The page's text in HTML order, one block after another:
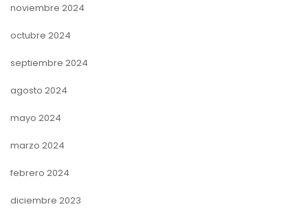
noviembre 2024
octubre 2024
septiembre 2024
agosto 2024
mayo 2024
marzo 2024
febrero 2024
diciembre 2023